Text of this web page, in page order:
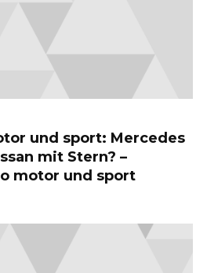
und sport: Mercedes
mit Stern? –
motor und sport